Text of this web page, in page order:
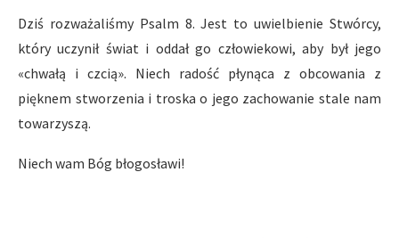
Dziś rozważaliśmy Psalm 8. Jest to uwielbienie Stwórcy,
który uczynił świat i oddał go człowiekowi, aby był jego
«chwałą i czcią». Niech radość płynąca z obcowania z
pięknem stworzenia i troska o jego zachowanie stale nam
towarzyszą.
Niech wam Bóg błogosławi!